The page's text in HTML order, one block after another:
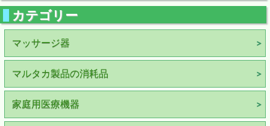
カテゴリー
マッサージ器
マルタカ製品の消耗品
家庭用医療機器